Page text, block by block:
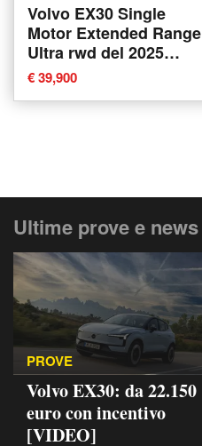
Volvo EX30 Single
Motor Extended Range
Ultra rwd del 2025
usata a Tavagnacco
€ 39,900
Ultime prove e
PROVE
Volvo EX30: da 22.150
euro con incentivo
[VIDEO]